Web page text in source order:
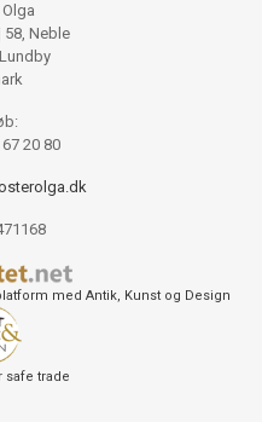
58, Neble
20 80
med Antik, Kunst og Design
safe trade